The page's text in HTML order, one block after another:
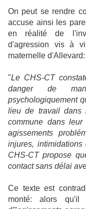
On peut se rendre
accuse ainsi les
en réalité de
d'agression vis à
maternelle d'Allevard:
"Le CHS-CT
danger de
psychologiquement
lieu de travail dans
commune dans
agissements
injures, intimidations
CHS-CT propose
contact sans délai
Ce texte est
monté: alors qu'il